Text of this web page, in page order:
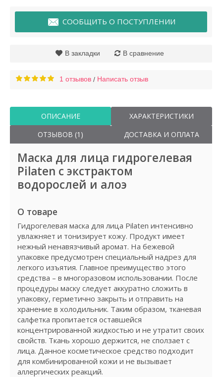
СООБЩИТЬ О ПОСТУПЛЕНИИ
В закладки В сравнение
1 отзывов / Написать отзыв
ОПИСАНИЕ
ХАРАКТЕРИСТИКИ
ОТЗЫВОВ (1)
ДОСТАВКА И ОПЛАТА
Маска для лица гидрогелевая
Pilaten с экстрактом
водорослей и алоэ
О товаре
Гидрогелевая маска для лица Pilaten интенсивно
увлажняет и тонизирует кожу. Продукт имеет
нежный ненавязчивый аромат. На бежевой
упаковке предусмотрен специальный надрез для
легкого изъятия. Главное преимущество этого
средства – в многоразовом использовании. После
процедуры маску следует аккуратно сложить в
упаковку, герметично закрыть и отправить на
хранение в холодильник. Таким образом, тканевая
салфетка пропитается оставшейся
концентрированной жидкостью и не утратит своих
свойств. Ткань хорошо держится, не сползает с
лица. Данное косметическое средство подходит
для комбинированной кожи и не вызывает
аллергических реакций.